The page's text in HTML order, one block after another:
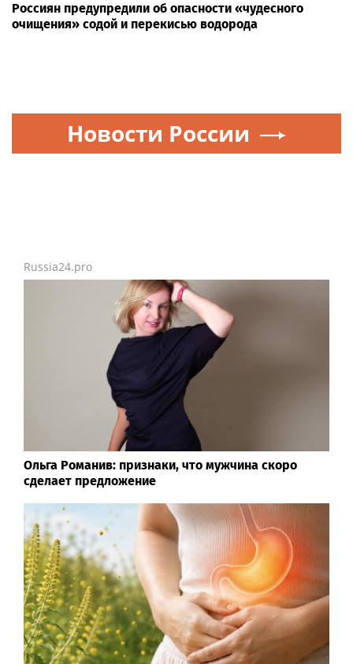
Россиян предупредили об опасности «чудесного
очищения» содой и перекисью водорода
Новости России
Russia24.pro
Ольга Романив: признаки, что мужчина скоро
сделает предложение